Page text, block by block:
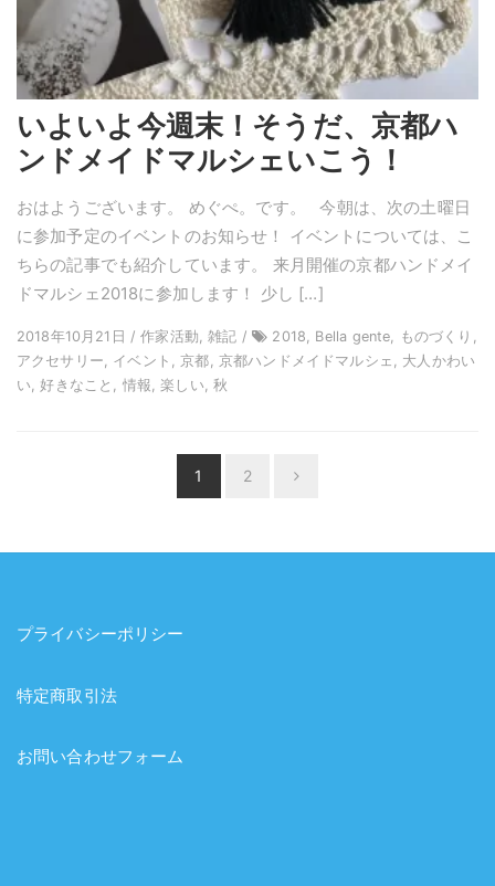
いよいよ今週末！そうだ、京都ハ
ンドメイドマルシェいこう！
おはようございます。 めぐぺ。です。 今朝は、次の土曜日
に参加予定のイベントのお知らせ！ イベントについては、こ
ちらの記事でも紹介しています。 来月開催の京都ハンドメイ
ドマルシェ2018に参加します！ 少し […]
2018年10月21日 / 作家活動, 雑記 /
2018, Bella gente, ものづくり,
アクセサリー, イベント, 京都, 京都ハンドメイドマルシェ, 大人かわい
い, 好きなこと, 情報, 楽しい, 秋
稿
ー
1 2 Next
プライバシーポリシー
特定商取引法
お問い合わせフォーム